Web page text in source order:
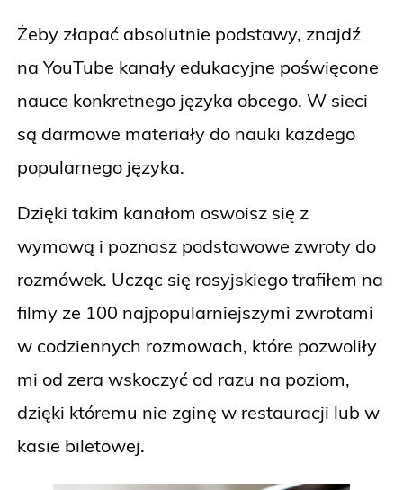
Żeby złapać absolutnie podstawy, znajdź
na YouTube kanały edukacyjne poświęcone
nauce konkretnego języka obcego. W sieci
są darmowe materiały do nauki każdego
popularnego języka.
Dzięki takim kanałom oswoisz się z
wymową i poznasz podstawowe zwroty do
rozmówek. Ucząc się rosyjskiego trafiłem na
filmy ze 100 najpopularniejszymi zwrotami
w codziennych rozmowach, które pozwoliły
mi od zera wskoczyć od razu na poziom,
dzięki któremu nie zginę w restauracji lub w
kasie biletowej.